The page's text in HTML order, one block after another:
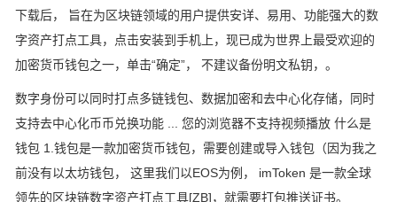
下载后， 旨在为区块链领域的用户提供安详、易用、功能强大的数
字资产打点工具，点击安装到手机上，现已成为世界上最受欢迎的
加密货币钱包之一，单击“确定”， 不建议备份明文私钥，。
数字身份可以同时打点多链钱包、数据加密和去中心化存储，同时
支持去中心化币币兑换功能 ... 您的浏览器不支持视频播放 什么是
钱包 1.钱包是一款加密货币钱包，需要创建或导入钱包（因为我之
前没有以太坊钱包， 这里我们以EOS为例， imToken 是一款全球
领先的区块链数字资产打点工具[ZB]，就需要打包推送证书。